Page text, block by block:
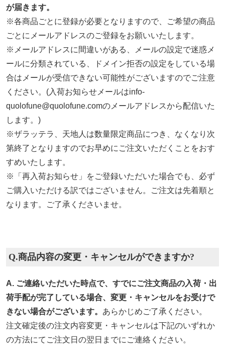
が届きます。
※各商品ごとに登録が必要となりますので、ご希望の商品
ごとにメールアドレスのご登録をお願いいたします。
※メールアドレスに間違いがある、メールの設定で迷惑メ
ールに分類されている、ドメイン拒否の設定をしている場
合はメールが受信できない可能性がございますのでご注意
ください。(入荷お知らせメールはinfo-
quolofune@quolofune.comのメールアドレスから配信いた
します。)
※ザラッテラ、天地人は数量限定商品につき、なくなり次
第終了となりますのでお早めにご注文いただくことをおす
すめいたします。
※「再入荷お知らせ」をご登録いただいた場合でも、必ず
ご購入いただける訳ではございません。ご注文は先着順と
なります。ご了承くださいませ。
Q.商品内容の変更・キャンセルができますか?
A. ご連絡いただいた時点で、すでにご注文商品の入荷・出
荷手配が完了している場合、変更・キャンセルをお受けで
きない場合がございます。 あらかじめご了承ください。
注文確定後の注文内容変更・キャンセルは下記のいずれか
の方法にてご注文日の翌日までにご連絡ください。